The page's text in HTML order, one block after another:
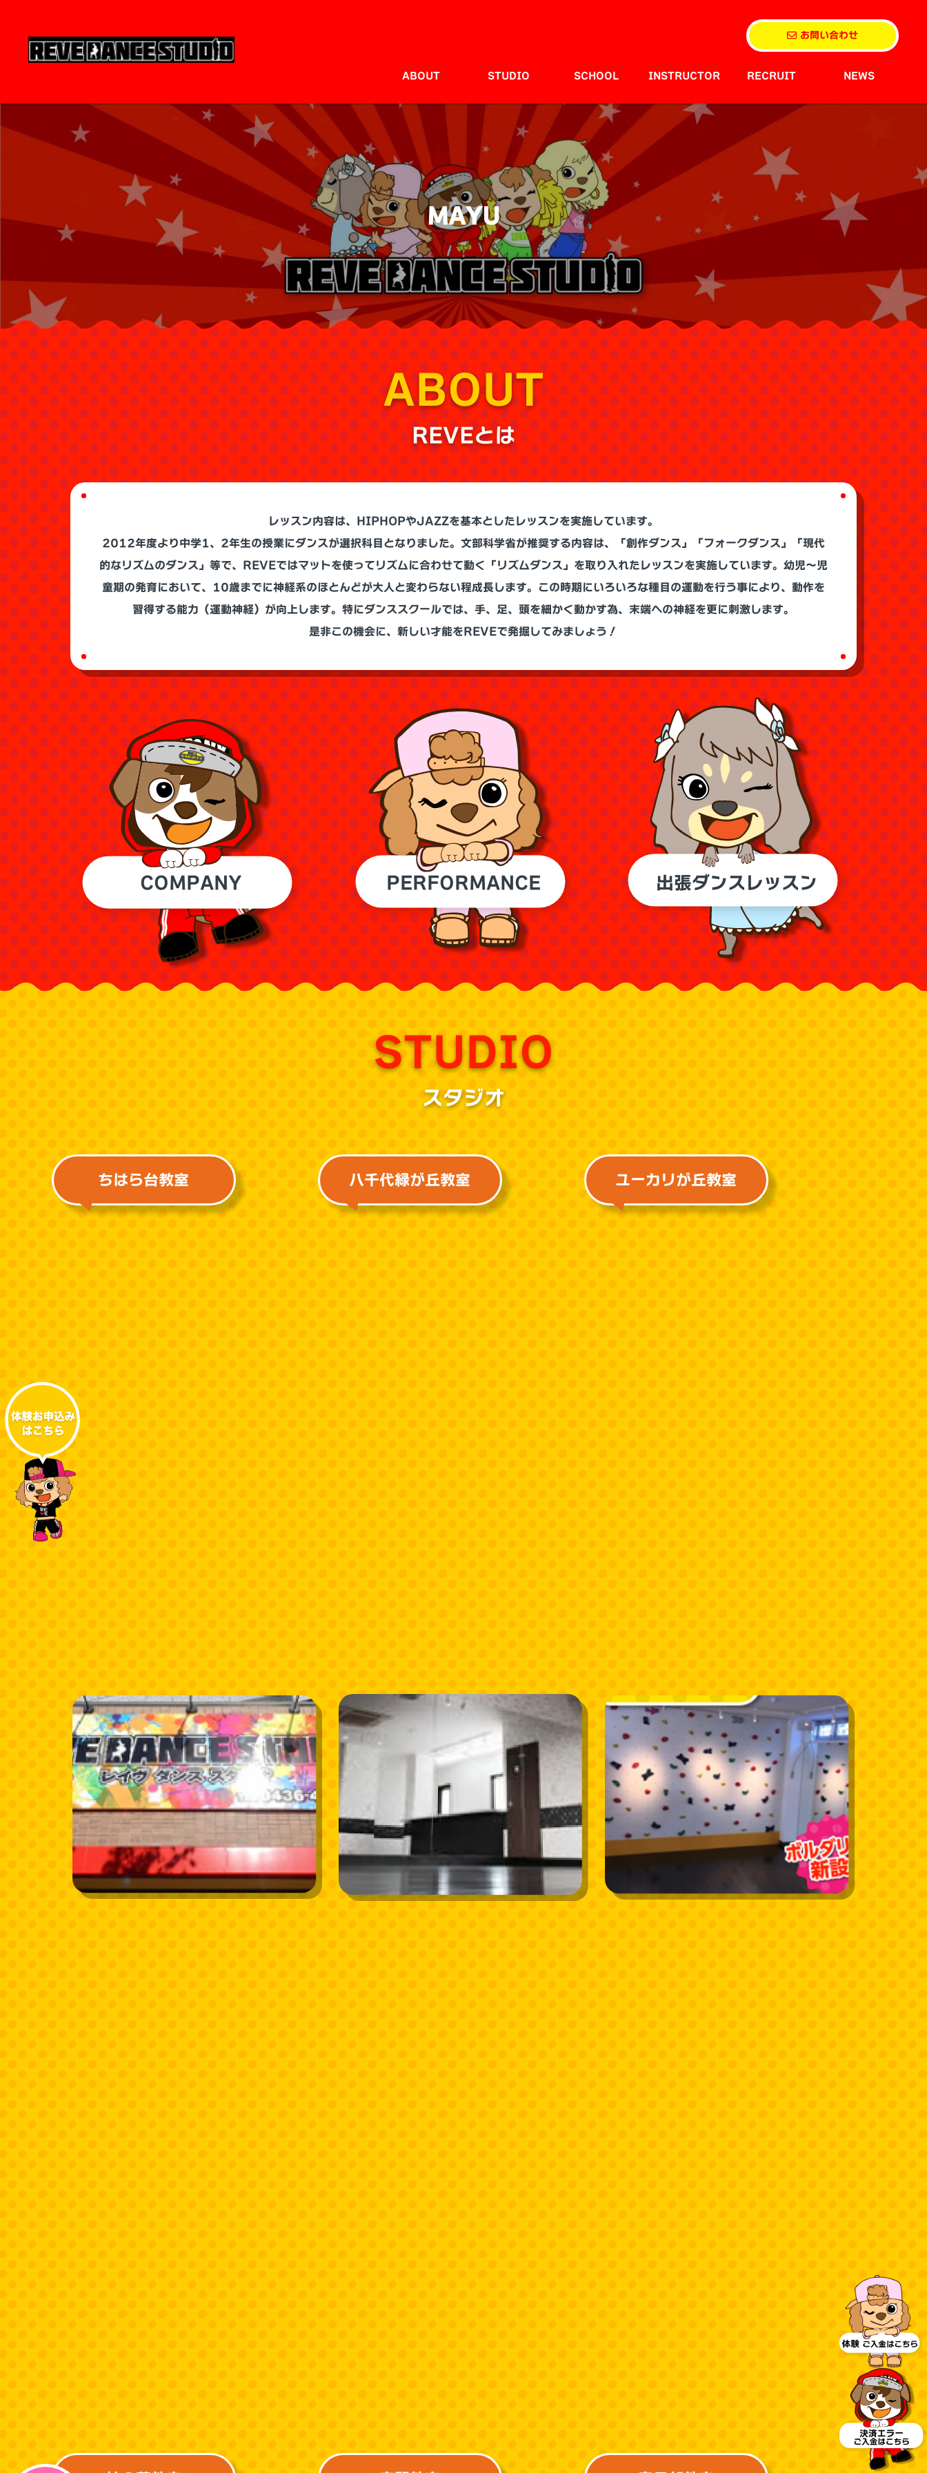
お問い合わせ
ABOUT STUDIO SCHOOL INSTRUCTOR RECRUIT NEWS
MAYU
ABOUT
REVEとは
レッスン内容は、HIPHOPやJAZZを基本としたレッスンを実施しています。
2012年度より中学1、2年生の授業にダンスが選択科目となりました。文部科学省が推奨する内容は、「創作ダンス」「フォークダンス」「現代
的なリズムのダンス」等で、REVEではマットを使ってリズムに合わせて動く「リズムダンス」を取り入れたレッスンを実施しています。幼児～児
童期の発育において、10歳までに神経系のほとんどが大人と変わらない程成長します。この時期にいろいろな種目の運動を行う事により、動作を
習得する能力（運動神経）が向上します。特にダンススクールでは、手、足、頭を細かく動かす為、末端への神経を更に刺激します。
是非この機会に、新しい才能をREVEで発掘してみましょう！
COMPANY PERFORMANCE 出張ダンスレッスン
STUDIO
スタジオ
ちはら台教室 八千代緑が丘教室 ユーカリが丘教室